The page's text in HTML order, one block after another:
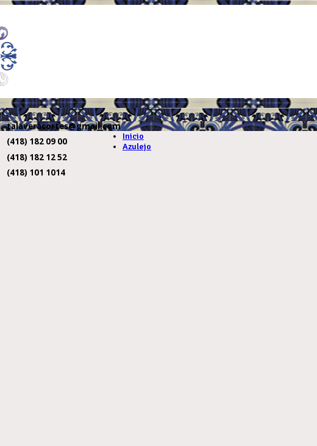
talaveracortes@gmail.com
(418) 182 09 00
(418) 182 12 52
(418) 101 1014
.
Inicio
Azulejo